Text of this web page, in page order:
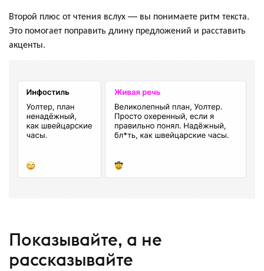
Второй плюс от чтения вслух — вы понимаете ритм текста.
Это помогает поправить длину предложений и расставить
акценты.
Показывайте, а не
рассказывайте